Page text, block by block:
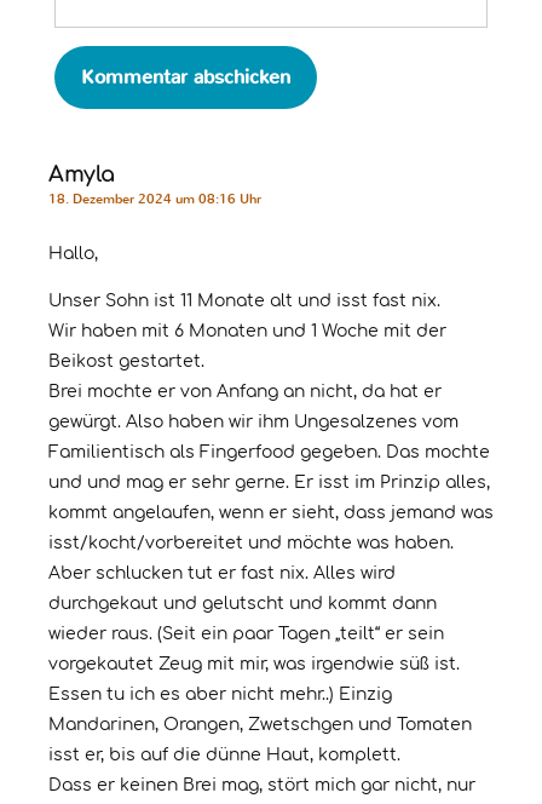
Amyla
18. Dezember 2024 um 08:16 Uhr
Hallo,
Unser Sohn ist 11 Monate alt und isst fast nix.
Wir haben mit 6 Monaten und 1 Woche mit der
Beikost gestartet.
Brei mochte er von Anfang an nicht, da hat er
gewürgt. Also haben wir ihm Ungesalzenes vom
Familientisch als Fingerfood gegeben. Das mochte
und und mag er sehr gerne. Er isst im Prinzip alles,
kommt angelaufen, wenn er sieht, dass jemand was
isst/kocht/vorbereitet und möchte was haben.
Aber schlucken tut er fast nix. Alles wird
durchgekaut und gelutscht und kommt dann
wieder raus. (Seit ein paar Tagen „teilt“ er sein
vorgekautet Zeug mit mir, was irgendwie süß ist.
Essen tu ich es aber nicht mehr..) Einzig
Mandarinen, Orangen, Zwetschgen und Tomaten
isst er, bis auf die dünne Haut, komplett.
Dass er keinen Brei mag, stört mich gar nicht, nur